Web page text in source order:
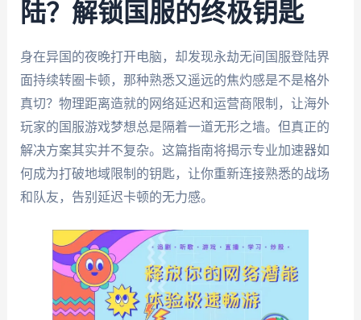
陆？解锁国服的终极钥匙
身在异国的夜晚打开电脑，却发现永劫无间国服登陆界
面持续转圈卡顿，那种熟悉又遥远的焦灼感是不是格外
真切？物理距离造就的网络延迟和运营商限制，让海外
玩家的国服游戏梦想总是隔着一道无形之墙。但真正的
解决方案其实并不复杂。这篇指南将揭示专业加速器如
何成为打破地域限制的钥匙，让你重新连接熟悉的战场
和队友，告别延迟卡顿的无力感。